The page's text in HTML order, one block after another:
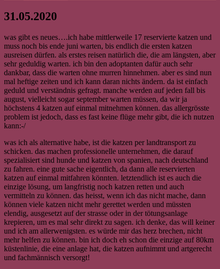
31.05.2020
was gibt es neues….ich habe mittlerweile 17 reservierte katzen und
muss noch bis ende juni warten, bis endlich die ersten katzen
ausreisen dürfen. als erstes reisen natürlich die, die am längsten, aber
sehr geduldig warten. ich bin den adoptanten dafür auch sehr
dankbar, dass die warten ohne murren hinnehmen. aber es sind nun
mal heftige zeiten und ich kann daran nichts ändern. da ist einfach
geduld und verständnis gefragt. manche werden auf jeden fall bis
august, vielleicht sogar september warten müssen, da wir ja
höchstens 4 katzen auf einmal mitnehmen können. das allergrösste
problem ist jedoch, dass es fast keine flüge mehr gibt, die ich nutzen
kann:-/
was ich als alternative habe, ist die katzen per landtransport zu
schicken. das machen professionelle unternehmen, die darauf
spezialisiert sind hunde und katzen von spanien, nach deutschland
zu fahren. eine gute sache eigentlich, da dann alle reservierten
katzen auf einmal mitfahren könnten. letztendlich ist es auch die
einzige lösung, um langfristig noch katzen retten und auch
vermitteln zu können. das heisst, wenn ich das nicht mache, dann
können viele katzen nicht mehr gerettet werden und müssten
elendig, ausgesetzt auf der strasse oder in der tötungsanlage
krepieren, um es mal sehr direkt zu sagen. ich denke, das will keiner
und ich am allerwenigsten. es würde mir das herz brechen, nicht
mehr helfen zu können. bin ich doch eh schon die einzige auf 80km
küstenlinie, die eine anlage hat, die katzen aufnimmt und artgerecht
und fachmännisch versorgt!